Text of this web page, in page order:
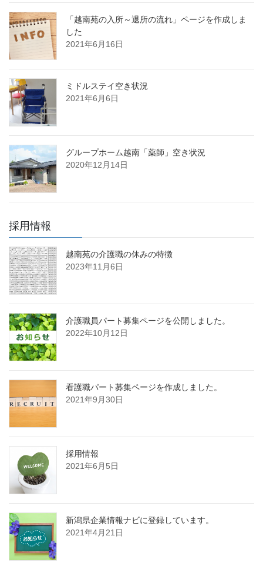
「越南苑の入所～退所の流れ」ページを作成しま
した
2021年6月16日
ミドルステイ空き状況
2021年6月6日
グループホーム越南「薬師」空き状況
2020年12月14日
採用情報
越南苑の介護職の休みの特徴
2023年11月6日
介護職員パート募集ページを公開しました。
2022年10月12日
看護職パート募集ページを作成しました。
2021年9月30日
採用情報
2021年6月5日
新潟県企業情報ナビに登録しています。
2021年4月21日